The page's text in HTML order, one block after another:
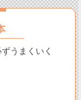
ずうまくいく